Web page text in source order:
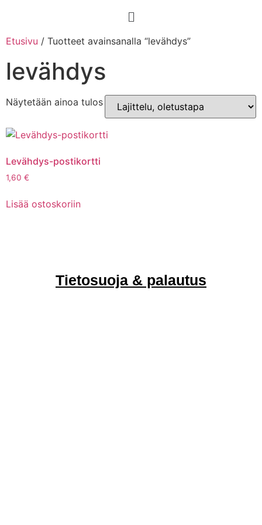
Etusivu / Tuotteet avainsanalla “levähdys”
levähdys
Näytetään ainoa tulos
Levähdys-postikortti
1,60 €
Lisää ostoskoriin
Tietosuoja & palautus